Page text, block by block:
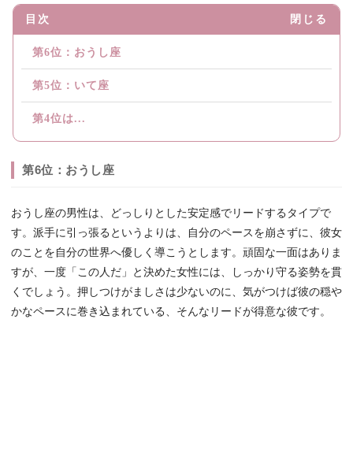
目次 閉じる
第6位：おうし座
第5位：いて座
第4位は...
第6位：おうし座
おうし座の男性は、どっしりとした安定感でリードするタイプで
す。派手に引っ張るというよりは、自分のペースを崩さずに、彼女
のことを自分の世界へ優しく導こうとします。頑固な一面はありま
すが、一度「この人だ」と決めた女性には、しっかり守る姿勢を貫
くでしょう。押しつけがましさは少ないのに、気がつけば彼の穏や
かなペースに巻き込まれている、そんなリードが得意な彼です。